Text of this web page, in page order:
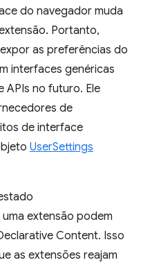
do navegador muda
Portanto,
as preferências do
interfaces genéricas
APIs no futuro. Ele
de
de interface
UserSettings
extensão podem
Content. Isso
as extensões reajam